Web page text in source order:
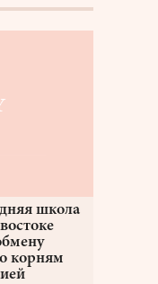
школа
корням